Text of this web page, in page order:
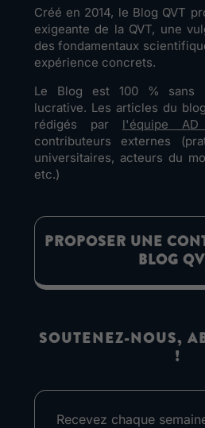
Créé en 2014, le Blog QVT
exigeante de la QVT, une
des fondamentaux
expérience concrets.
Le Blog est 100 % sans
lucrative. Les articles du
rédigés par l'équipe AD
contributeurs externes
universitaires, acteurs du
etc.)
PROPOSER UNE
BLOG
SOUTENEZ-NOUS,
!
Recevez chaque